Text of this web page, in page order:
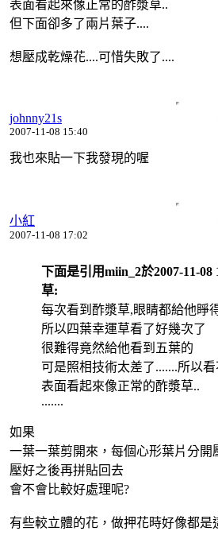
表面看起來像正常的酢漿草..
但下面卻多了兩片葉子....
想壓成乾燥花....可惜失敗了....
johnny21s
2007-11-08 15:40
我也來貼一下我發現的喔
小紅
2007-11-08 17:02
下面是引用miin_2於2007-11-08
草:
每次看到酢漿草,眼睛都給他睜
所以四葉幸運草看了好幾次了
很難得竟然給他看到五葉的
可是照相技術太差了.......所以
表面看起來像正常的酢漿草..
.......
如果
一葉一葉剪開來，每個心形葉片分開
壓好之後再拼貼回去
會不會比較好處理呢?
有些較立體的花，做押花時好像都是